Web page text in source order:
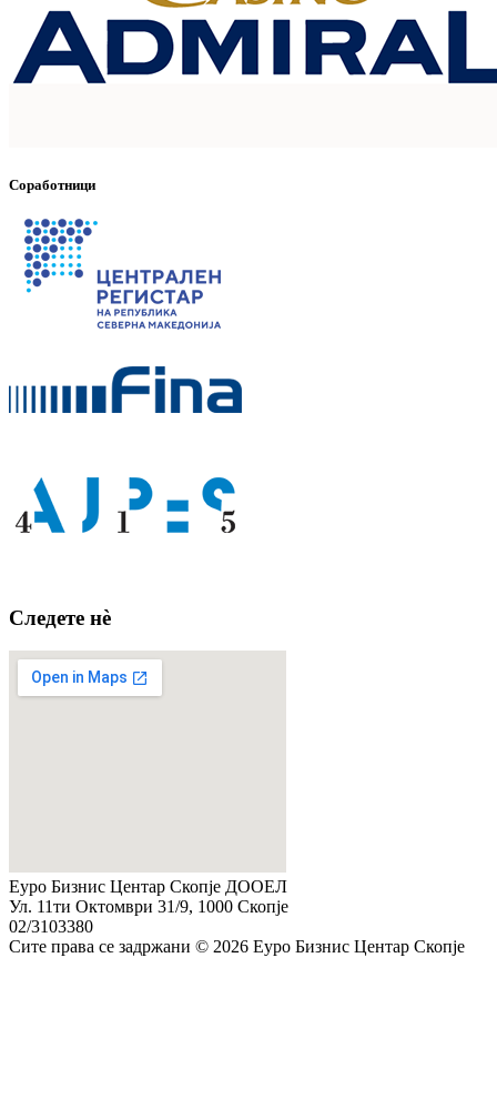
Соработници
Следете нè
Еуро Бизнис Центар Скопје ДООЕЛ
Ул. 11ти Октомври 31/9, 1000 Скопје
02/3103380
Сите права се задржани © 2026 Еуро Бизнис Центар Скопје